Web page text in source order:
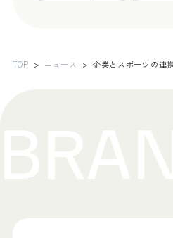
TOP ニュース 企業とスポーツの連